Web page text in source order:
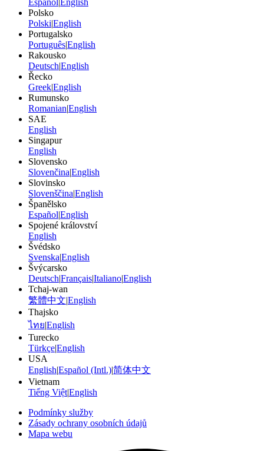
Polsko
Polski|English
Portugalsko
Português|English
Rakousko
Deutsch|English
Řecko
Greek|English
Rumunsko
Romanian|English
SAE
English
Singapur
English
Slovensko
Slovenčina|English
Slovinsko
Slovenščina|English
Španělsko
Español|English
Spojené království
English
Švédsko
Svenska|English
Švýcarsko
Deutsch|Français|Italiano|English
Tchaj-wan
繁體中文|English
Thajsko
ไทย|English
Turecko
Türkçe|English
USA
English|Español (Intl.)|简体中文
Vietnam
Tiếng Việt|English
Podmínky služby
Zásady ochrany osobních údajů
Mapa webu